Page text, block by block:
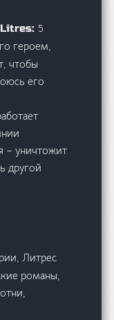
Litres: 5
героем,
чтобы
его
– уничтожит
другой
Литрес
романы,